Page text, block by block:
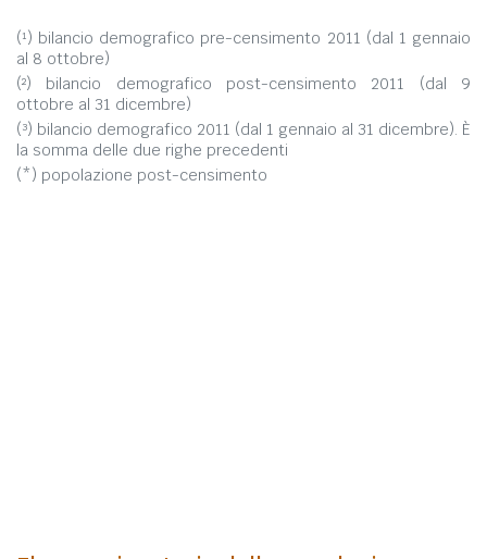
(¹) bilancio demografico pre-censimento 2011 (dal 1 gennaio
al 8 ottobre)
(²) bilancio demografico post-censimento 2011 (dal 9
ottobre al 31 dicembre)
(³) bilancio demografico 2011 (dal 1 gennaio al 31 dicembre). È
la somma delle due righe precedenti
(*) popolazione post-censimento